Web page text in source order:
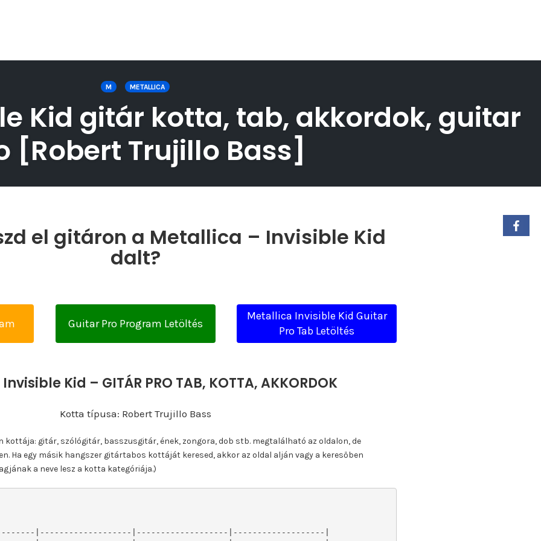
M METALLICA
Kid gitár kotta, tab, akkordok, guitar
[Robert Trujillo Bass]
el gitáron a Metallica – Invisible Kid
dalt?
Guitar Pro Program Letöltés
Metallica Invisible Kid Guitar
Pro Tab Letöltés
Kid – GITÁR PRO TAB, KOTTA, AKKORDOK
Kotta típusa: Robert Trujillo Bass
kottája: gitár, szólógitár, basszusgitár, ének, zongora, dob stb. megtalálható az oldalon, de
Ha egy másik hangszer gitártabos kottáját keresed, akkor az oldal alján vagy a keresőben
a neve lesz a kotta kategóriája.)